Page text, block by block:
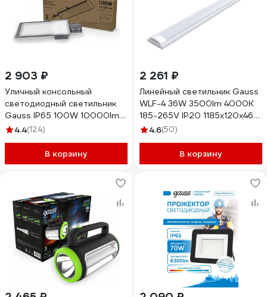
2 903 ₽
Уличный консольный
светодиодный светильник
Gauss IP65 100W 10000lm
5000K КСС "Ш" 629534300
4.4(124)
В корзину
2 261 ₽
Линейный светильник Gauss
WLF-4 36W 3500lm 4000K
185-265V IP20 1185х120х46
LED сталь 844611236
4.6(50)
В корзину